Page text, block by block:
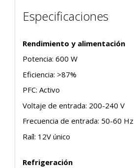
Especificaciones
Rendimiento y alimentación
Potencia: 600 W
Eficiencia: >87%
PFC: Activo
Voltaje de entrada: 200-240 V
Frecuencia de entrada: 50-60 Hz
Raíl: 12V único
Refrigeración